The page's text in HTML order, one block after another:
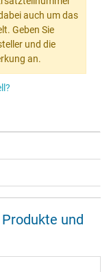
auch um das
Geben Sie
und die
an.
und